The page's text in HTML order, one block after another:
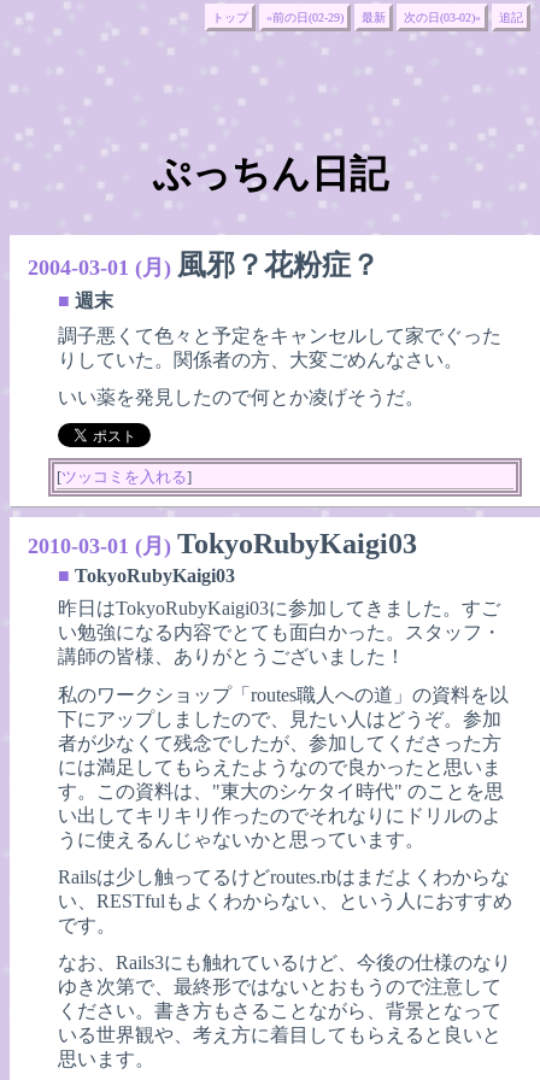
トップ «前の日(02-29) 最新 次の日(03-02)» 追記
ぷっちん日記
2004-03-01 (月) 風邪？花粉症？
■ 週末
調子悪くて色々と予定をキャンセルして家でぐった
りしていた。関係者の方、大変ごめんなさい。
いい薬を発見したので何とか凌げそうだ。
[ツッコミを入れる]
2010-03-01 (月) TokyoRubyKaigi03
■ TokyoRubyKaigi03
昨日はTokyoRubyKaigi03に参加してきました。すご
い勉強になる内容でとても面白かった。スタッフ・
講師の皆様、ありがとうございました！
私のワークショップ「routes職人への道」の資料を以
下にアップしましたので、見たい人はどうぞ。参加
者が少なくて残念でしたが、参加してくださった方
には満足してもらえたようなので良かったと思いま
す。この資料は、"東大のシケタイ時代" のことを思
い出してキリキリ作ったのでそれなりにドリルのよ
うに使えるんじゃないかと思っています。
Railsは少し触ってるけどroutes.rbはまだよくわからな
い、RESTfulもよくわからない、という人におすすめ
です。
なお、Rails3にも触れているけど、今後の仕様のなり
ゆき次第で、最終形ではないとおもうので注意して
ください。書き方もさることながら、背景となって
いる世界観や、考え方に着目してもらえると良いと
思います。